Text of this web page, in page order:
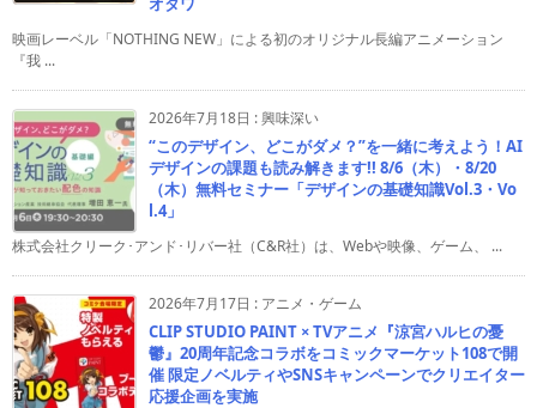
映画レーベル「NOTHING NEW」による初のオリジナル長編アニメーション
『我 ...
2026年7月18日 :興味深い
“このデザイン、どこがダメ？”を一緒に考えよう！AI
デザインの課題も読み解きます!! 8/6（木）・8/20
（木）無料セミナー「デザインの基礎知識Vol.3・Vo
l.4」
株式会社クリーク･アンド･リバー社（C&R社）は、Webや映像、ゲーム、 ...
2026年7月17日 : アニメ・ゲーム
CLIP STUDIO PAINT × TVアニメ『涼宮ハルヒの憂
鬱』20周年記念コラボをコミックマーケット108で開
催 限定ノベルティやSNSキャンペーンでクリエイター
応援企画を実施